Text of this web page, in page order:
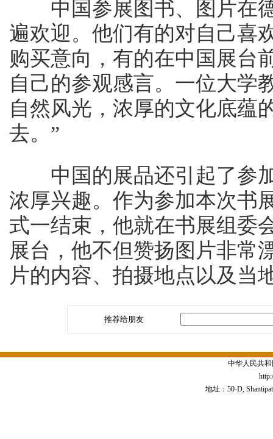
中国参展图书、图片在德
遍欢迎。他们有的对自己喜
购买意向，有的在中国展台
自己的参观感言。一位大学
自然风光，浓厚的文化底蕴
去。”
中国的展品还引起了参加
浓厚兴趣。作为参加本次书
式一结束，他就在书展组委
展台，他不但赞扬图片非常
片的内容、拍摄地点以及当
推荐给朋友
中华人民共
地址：50-D,